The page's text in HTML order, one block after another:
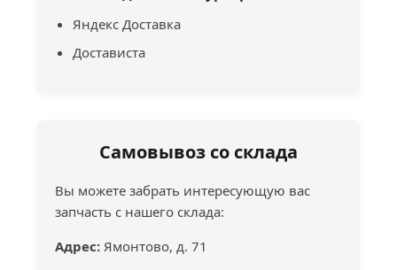
Яндекс Доставка
Достависта
Самовывоз со склада
Вы можете забрать интересующую вас
запчасть с нашего склада:
Адрес: Ямонтово, д. 71